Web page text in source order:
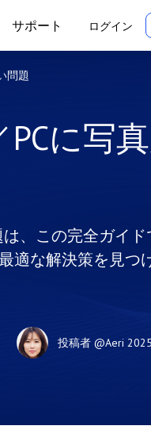
サポート ログイン
問題
PCに写
、この完全ガイド
適な解決策を見つ
投稿者 @Aeri